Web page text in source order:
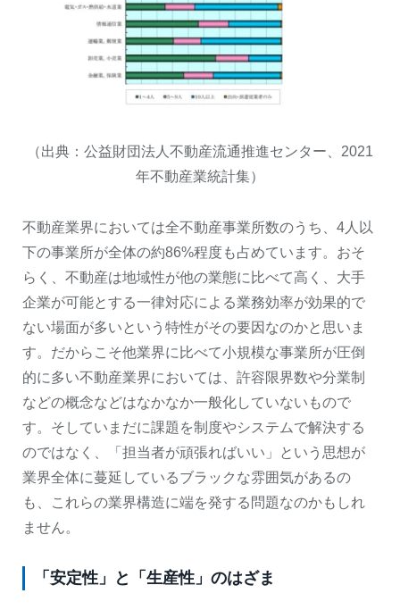
（出典：公益財団法人不動産流通推進センター、2021
年不動産業統計集）
不動産業界においては全不動産事業所数のうち、4人以
下の事業所が全体の約86%程度も占めています。おそ
らく、不動産は地域性が他の業態に比べて高く、大手
企業が可能とする一律対応による業務効率が効果的で
ない場面が多いという特性がその要因なのかと思いま
す。だからこそ他業界に比べて小規模な事業所が圧倒
的に多い不動産業界においては、許容限界数や分業制
などの概念などはなかなか一般化していないもので
す。そしていまだに課題を制度やシステムで解決する
のではなく、「担当者が頑張ればいい」という思想が
業界全体に蔓延しているブラックな雰囲気があるの
も、これらの業界構造に端を発する問題なのかもしれ
ません。
「安定性」と「生産性」のはざま